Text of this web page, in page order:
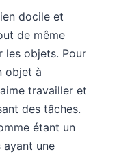
docile et
de même
les objets. Pour
objet à
travailler et
des tâches.
étant un
ayant une